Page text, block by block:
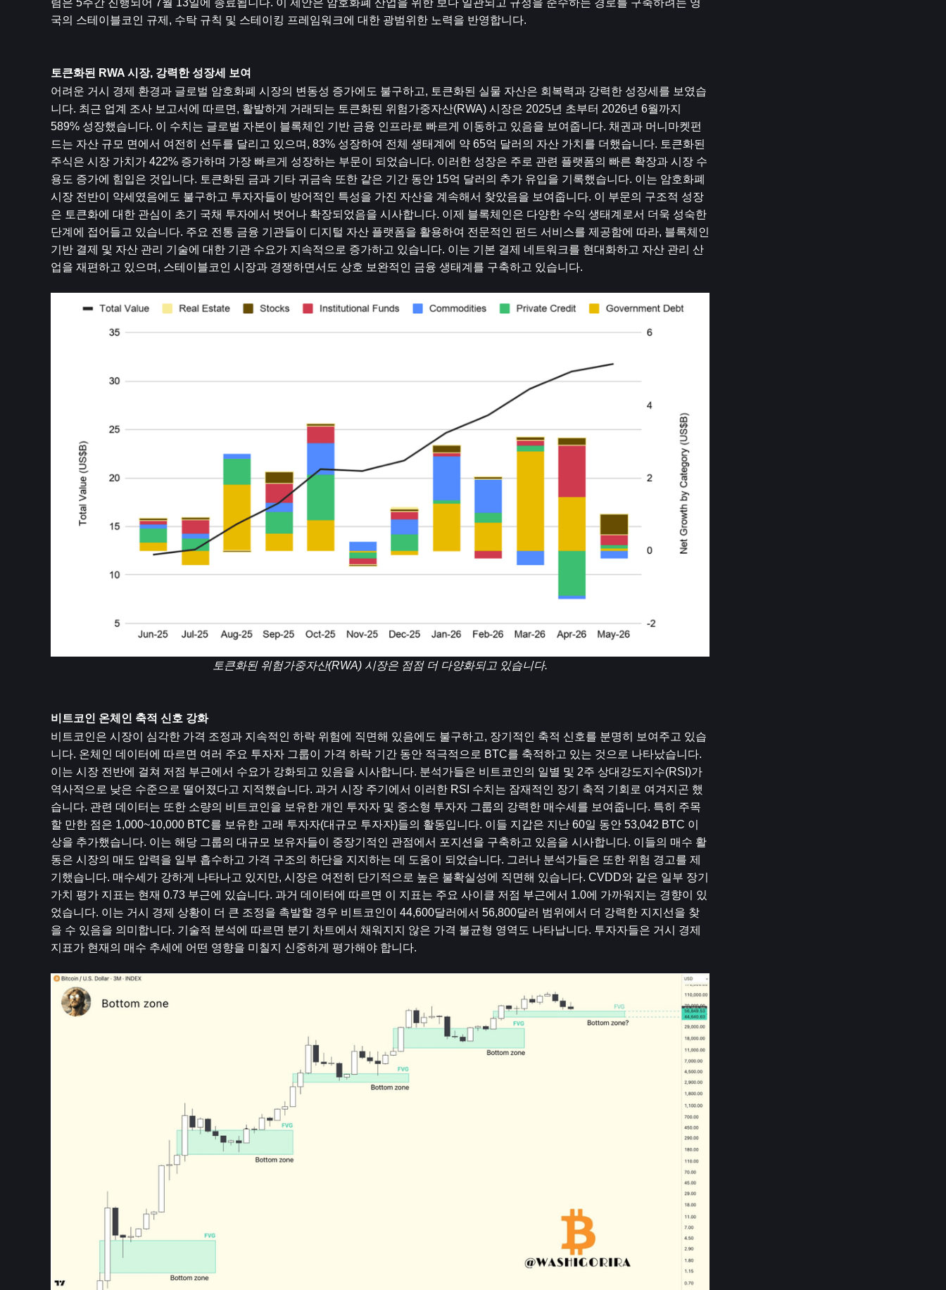
렴은 5주간 진행되어 7월 13일에 종료됩니다. 이 제안은 암호화폐 산업을 위한 보다 일관되고 규정을 준수하는 경로를 구축하려는 영
국의 스테이블코인 규제, 수탁 규칙 및 스테이킹 프레임워크에 대한 광범위한 노력을 반영합니다.
토큰화된 RWA 시장, 강력한 성장세 보여
어려운 거시 경제 환경과 글로벌 암호화폐 시장의 변동성 증가에도 불구하고, 토큰화된 실물 자산은 회복력과 강력한 성장세를 보였습
니다. 최근 업계 조사 보고서에 따르면, 활발하게 거래되는 토큰화된 위험가중자산(RWA) 시장은 2025년 초부터 2026년 6월까지
589% 성장했습니다. 이 수치는 글로벌 자본이 블록체인 기반 금융 인프라로 빠르게 이동하고 있음을 보여줍니다. 채권과 머니마켓펀
드는 자산 규모 면에서 여전히 선두를 달리고 있으며, 83% 성장하여 전체 생태계에 약 65억 달러의 자산 가치를 더했습니다. 토큰화된
주식은 시장 가치가 422% 증가하며 가장 빠르게 성장하는 부문이 되었습니다. 이러한 성장은 주로 관련 플랫폼의 빠른 확장과 시장 수
용도 증가에 힘입은 것입니다. 토큰화된 금과 기타 귀금속 또한 같은 기간 동안 15억 달러의 추가 유입을 기록했습니다. 이는 암호화폐
시장 전반이 약세였음에도 불구하고 투자자들이 방어적인 특성을 가진 자산을 계속해서 찾았음을 보여줍니다. 이 부문의 구조적 성장
은 토큰화에 대한 관심이 초기 국채 투자에서 벗어나 확장되었음을 시사합니다. 이제 블록체인은 다양한 수익 생태계로서 더욱 성숙한
단계에 접어들고 있습니다. 주요 전통 금융 기관들이 디지털 자산 플랫폼을 활용하여 전문적인 펀드 서비스를 제공함에 따라, 블록체인
기반 결제 및 자산 관리 기술에 대한 기관 수요가 지속적으로 증가하고 있습니다. 이는 기본 결제 네트워크를 현대화하고 자산 관리 산
업을 재편하고 있으며, 스테이블코인 시장과 경쟁하면서도 상호 보완적인 금융 생태계를 구축하고 있습니다.
토큰화된 위험가중자산(RWA) 시장은 점점 더 다양화되고 있습니다.
비트코인 온체인 축적 신호 강화
비트코인은 시장이 심각한 가격 조정과 지속적인 하락 위험에 직면해 있음에도 불구하고, 장기적인 축적 신호를 분명히 보여주고 있습
니다. 온체인 데이터에 따르면 여러 주요 투자자 그룹이 가격 하락 기간 동안 적극적으로 BTC를 축적하고 있는 것으로 나타났습니다.
이는 시장 전반에 걸쳐 저점 부근에서 수요가 강화되고 있음을 시사합니다. 분석가들은 비트코인의 일별 및 2주 상대강도지수(RSI)가
역사적으로 낮은 수준으로 떨어졌다고 지적했습니다. 과거 시장 주기에서 이러한 RSI 수치는 잠재적인 장기 축적 기회로 여겨지곤 했
습니다. 관련 데이터는 또한 소량의 비트코인을 보유한 개인 투자자 및 중소형 투자자 그룹의 강력한 매수세를 보여줍니다. 특히 주목
할 만한 점은 1,000~10,000 BTC를 보유한 고래 투자자(대규모 투자자)들의 활동입니다. 이들 지갑은 지난 60일 동안 53,042 BTC 이
상을 추가했습니다. 이는 해당 그룹의 대규모 보유자들이 중장기적인 관점에서 포지션을 구축하고 있음을 시사합니다. 이들의 매수 활
동은 시장의 매도 압력을 일부 흡수하고 가격 구조의 하단을 지지하는 데 도움이 되었습니다. 그러나 분석가들은 또한 위험 경고를 제
기했습니다. 매수세가 강하게 나타나고 있지만, 시장은 여전히 ​​단기적으로 높은 불확실성에 직면해 있습니다. CVDD와 같은 일부 장기
가치 평가 지표는 현재 0.73 부근에 있습니다. 과거 데이터에 따르면 이 지표는 주요 사이클 저점 부근에서 1.0에 가까워지는 경향이 있
었습니다. 이는 거시 경제 상황이 더 큰 조정을 촉발할 경우 비트코인이 44,600달러에서 56,800달러 범위에서 더 강력한 지지선을 찾
을 수 있음을 의미합니다. 기술적 분석에 따르면 분기 차트에서 채워지지 않은 가격 불균형 영역도 나타납니다. 투자자들은 거시 경제
지표가 현재의 매수 추세에 어떤 영향을 미칠지 신중하게 평가해야 합니다.